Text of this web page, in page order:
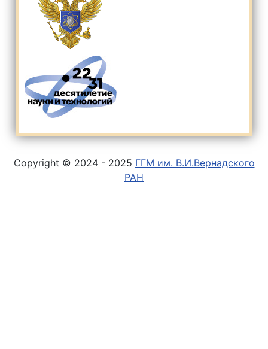
Copyright © 2024 - 2025 ГГМ им. В.И.Вернадского
РАН